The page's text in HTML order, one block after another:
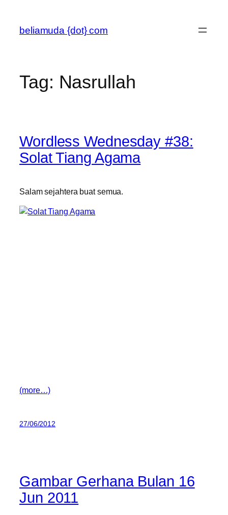
content
beliamuda {dot} com
Tag: Nasrullah
Wordless Wednesday #38:
Solat Tiang Agama
Salam sejahtera buat semua.
(more…)
27/06/2012
Gambar Gerhana Bulan 16
Jun 2011